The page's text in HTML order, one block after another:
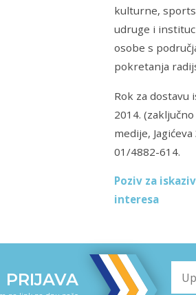
kulturne,
udruge i
osobe s
pokretanja
Rok za dostavu
2014.
medije,
01/4882-614.
Poziv za
interesa
PRIJAVA